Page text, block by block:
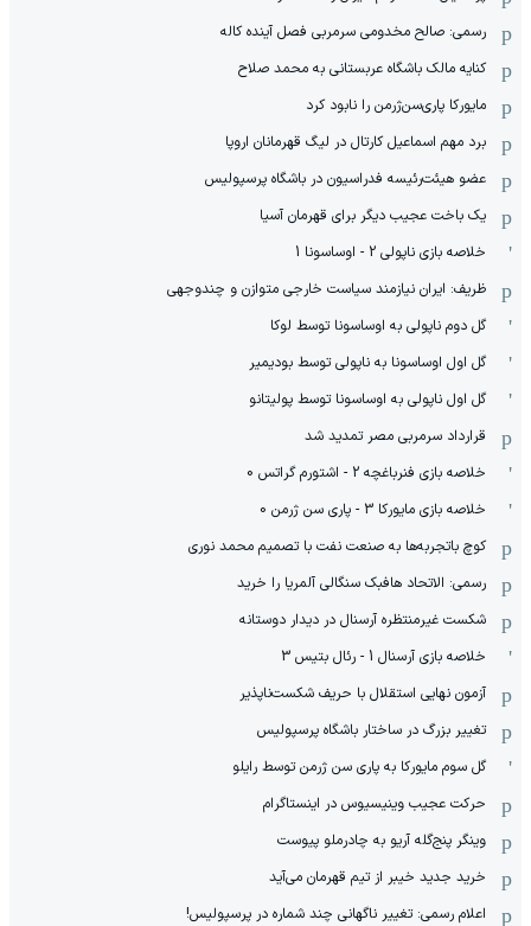
رسمی: صالح مخدومی سرمربی فصل آینده کاله
کنایه مالک باشگاه عربستانی به محمد صلاح
مایورکا پاری‌سن‌ژرمن را نابود کرد
برد مهم اسماعیل کارتال در لیگ قهرمانان اروپا
عضو هیئت‌رئیسه فدراسیون در باشگاه پرسپولیس
یک باخت عجیب دیگر برای قهرمان آسیا
خلاصه بازی ناپولی 2 - اوساسونا 1
ظریف: ایران نیازمند سیاست خارجی متوازن و چندوجهی
گل دوم ناپولی به اوساسونا توسط لوکا
گل اول اوساسونا به ناپولی توسط بودیمیر
گل اول ناپولی به اوساسونا توسط پولیتانو
قرارداد سرمربی مصر تمدید شد
خلاصه بازی فنرباغچه 2 - اشتورم گراتس 0
خلاصه بازی مایورکا 3 - پاری سن ژرمن 0
کوچ باتجربه‌ها به صنعت نفت با تصمیم محمد نوری
رسمی: الاتحاد هافبک سنگالی آلمریا را خرید
شکست غیرمنتظره آرسنال در دیدار دوستانه
خلاصه بازی آرسنال 1 - رئال بتیس 3
آزمون نهایی استقلال با حریف شکست‌ناپذیر
تغییر بزرگ در ساختار باشگاه پرسپولیس
گل سوم مایورکا به پاری سن ژرمن توسط رایلو
حرکت عجیب وینیسیوس در اینستاگرام
وینگر پنج‌گله آریو به چادرملو پیوست
خرید جدید خیبر از تیم قهرمان می‌آید
اعلام رسمی: تغییر ناگهانی چند شماره در پرسپولیس!